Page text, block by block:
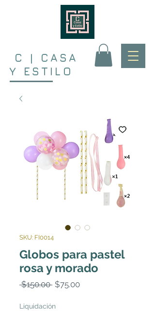
C | CASA
Y ESTILO
SKU: FI0014
Globos para pastel
rosa y morado
$150.00 Precio
$75.00Precio
Liquidación